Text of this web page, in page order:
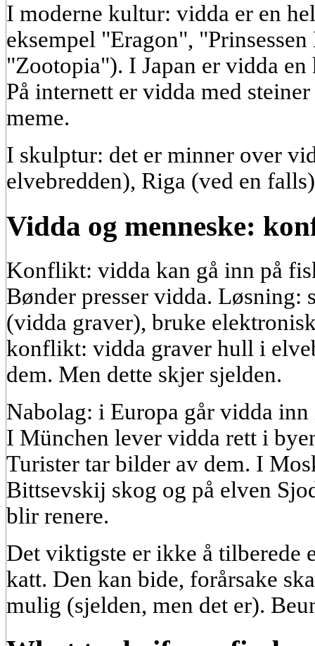
I moderne kultur: vidda er en
eksempel "Eragon",
"Zootopia"). I Japan er vidda
På internett er vidda med
meme.
I skulptur: det er minner over
elvebredden), Riga (ved en
Vidda og menneske:
Konflikt: vidda kan gå inn på
Bønder presser vidda. Løsning:
(vidda graver), bruke
konflikt: vidda graver hull i
dem. Men dette skjer sjelden.
Nabolag: i Europa går vidda
I München lever vidda rett i
Turister tar bilder av dem. I
Bittsevskij skog og på elven
blir renere.
Det viktigste er ikke å tilberede
katt. Den kan bide, forårsake
mulig (sjelden, men det er).